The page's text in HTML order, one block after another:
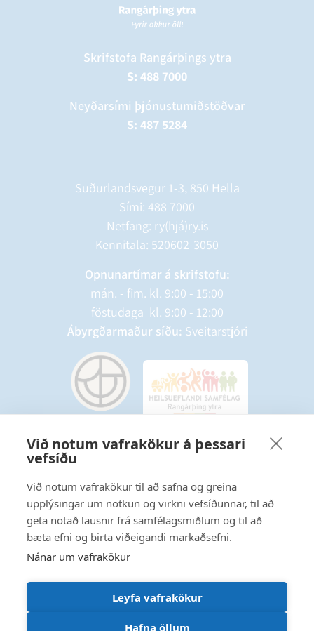
Við notum vafrakökur á þessari
vefsíðu
Við notum vafrakökur til að safna og greina
upplýsingar um notkun og virkni vefsíðunnar, til að
geta notað lausnir frá samfélagsmiðlum og til að
bæta efni og birta viðeigandi markaðsefni.
Nánar um vafrakökur
Leyfa vafrakökur
Hafna öllum
Skrifstofa Rangárþings ytra
S: 488 7000
Neyðarsími þjónustumiðstöðvar
S: 487 5284
Suðurlandsvegur 1-3, 850 Hella
Sími: 488 7000
Netfang: ry(hjá)ry.is
Kennitala: 520602-3050
Opnunartímar á skrifstofu:
mán. - fim. kl. 9:00 - 15:00
föstudaga kl. 9:00 - 12:00
Ábyrgðarmaður síðu: Sveitarstjóri
Starfsmannavefur
Hafðu samband
Ritstjórnarstefna
Fylgstu með á Facebook